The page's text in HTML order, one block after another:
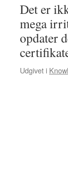
Det er
mega
opdater
Udgivet i